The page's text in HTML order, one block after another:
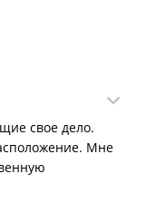
свое дело.
Мне